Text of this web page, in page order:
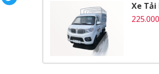
Thùng xe
Thông số kỹ thuật
Thông số chung
Hệ thống phanh
Video Đánh Giá Xe Tải
Xe Tải